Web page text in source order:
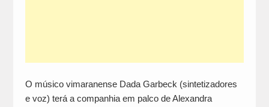
O músico vimaranense Dada Garbeck (sintetizadores
e voz) terá a companhia em palco de Alexandra